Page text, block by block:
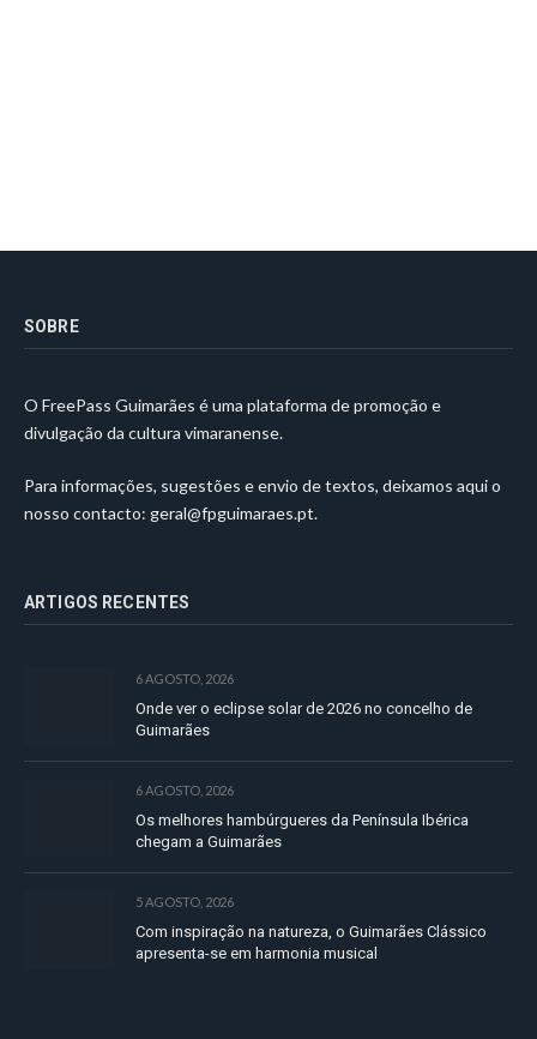
SOBRE
O FreePass Guimarães é uma plataforma de promoção e
divulgação da cultura vimaranense.
Para informações, sugestões e envio de textos, deixamos aqui o
nosso contacto: geral@fpguimaraes.pt.
ARTIGOS RECENTES
6 AGOSTO, 2026
Onde ver o eclipse solar de 2026 no concelho de
Guimarães
6 AGOSTO, 2026
Os melhores hambúrgueres da Península Ibérica
chegam a Guimarães
5 AGOSTO, 2026
Com inspiração na natureza, o Guimarães Clássico
apresenta-se em harmonia musical